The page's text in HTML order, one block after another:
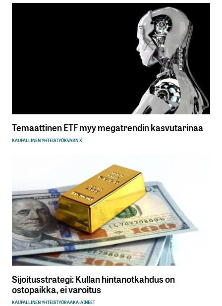
Temaattinen ETF myy megatrendin kasvutarinaa
KAUPALLINEN YHTEISTYÖKVARN X
Sijoitusstrategi: Kullan hintanotkahdus on
ostopaikka, ei varoitus
KAUPALLINEN YHTEISTYÖRAAKA-AINEET